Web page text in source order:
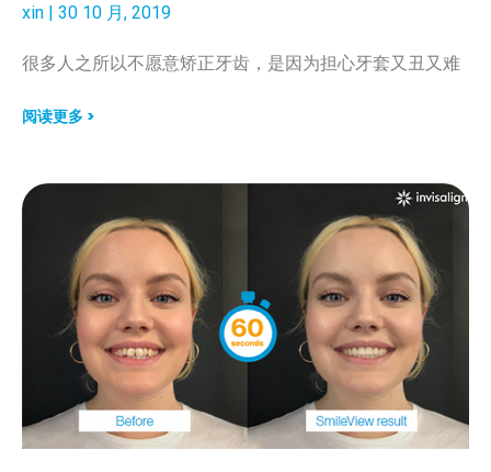
xin 30 10 月, 2019
很多人之所以不愿意矫正牙齿，是因为担心牙套又丑又难
阅读更多 >